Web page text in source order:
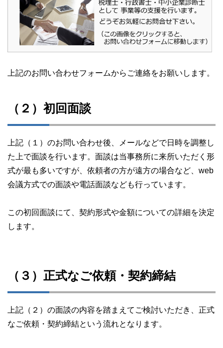
上記のお問い合わせフォームからご連絡をお願いします。
（２）初回面談
上記（１）のお問い合わせ後、メールなどで日時を調整し
た上で面談を行います。面談は当事務所に来所いただく形
式が最も多いですが、依頼者の方が遠方の場合など、web
会議方式での面談や電話面談なども行っています。
この初回面談にて、契約形式や金額についての詳細を決定
します。
（３）正式なご依頼・契約締結
上記（２）の面談の内容を踏まえてご検討いただき、正式
なご依頼・契約締結という流れとなります。